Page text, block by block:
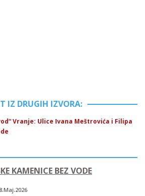
IZ DRUGIH IZVORA:
Vranje: Ulice Ivana Meštrovića i Filipa
KAMENICE BEZ VODE